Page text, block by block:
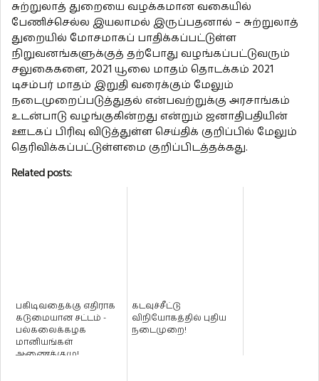
சுற்றுலாத் துறையை வழக்கமான வகையில்
பேணிச்செல்ல இயலாமல் இருப்பதனால் – சுற்றுலாத்
துறையில் மோசமாகப் பாதிக்கப்பட்டுள்ள
நிறுவனங்களுக்குத் தற்போது வழங்கப்பட்டுவரும்
சலுகைகளை, 2021 யூலை மாதம் தொடக்கம் 2021
டிசம்பர் மாதம் இறுதி வரைக்கும் மேலும்
நடைமுறைப்படுத்துதல் என்பவற்றுக்கு அரசாங்கம்
உடன்பாடு வழங்குகின்றது என்றும் ஜனாதிபதியின்
ஊடகப் பிரிவு விடுத்துள்ள செய்திக் குறிப்பில் மேலும்
தெரிவிக்கப்பட்டுள்ளமை குறிப்பிடத்தக்கது.
Related posts:
பகிடிவதைக்கு எதிராக
கடுமையான சட்டம் -
பல்கலைக்கழக
மானியங்கள்
ஆணைக்குழு!
கடவுச்சீட்டு
விநியோகத்தில் புதிய
நடைமுறை!